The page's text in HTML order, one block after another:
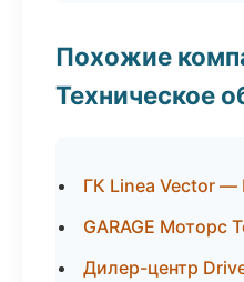
Похожие
Техническое
ГК Linea Vector —
GARAGE Моторс
Дилер-центр